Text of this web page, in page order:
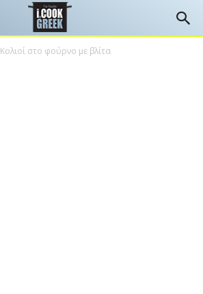
Κολιοί στο φούρνο με βλίτα